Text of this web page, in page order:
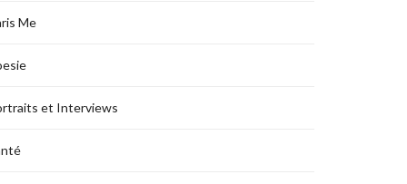
Me
et Interviews